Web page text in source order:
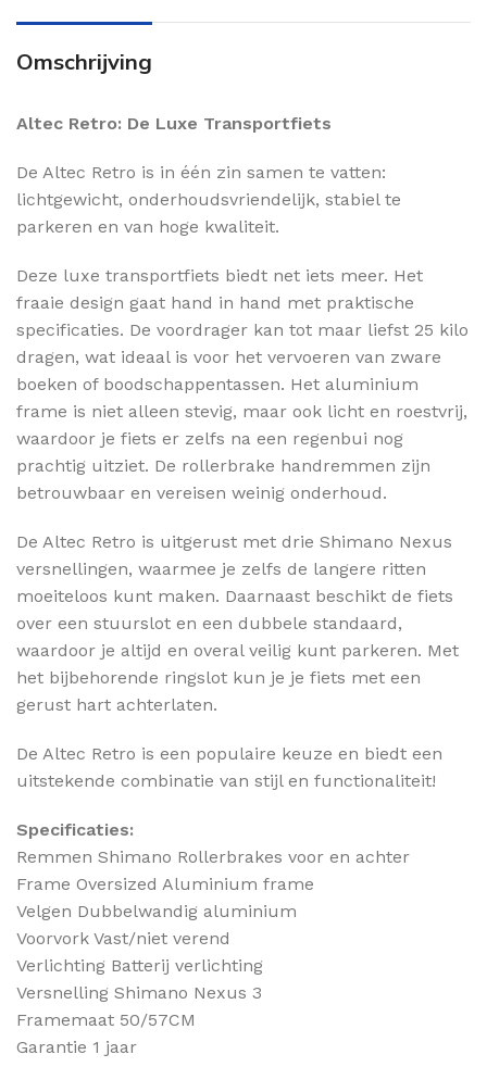
Omschrijving
Altec Retro: De Luxe Transportfiets
De Altec Retro is in één zin samen te vatten:
lichtgewicht, onderhoudsvriendelijk, stabiel te
parkeren en van hoge kwaliteit.
Deze luxe transportfiets biedt net iets meer. Het
fraaie design gaat hand in hand met praktische
specificaties. De voordrager kan tot maar liefst 25 kilo
dragen, wat ideaal is voor het vervoeren van zware
boeken of boodschappentassen. Het aluminium
frame is niet alleen stevig, maar ook licht en roestvrij,
waardoor je fiets er zelfs na een regenbui nog
prachtig uitziet. De rollerbrake handremmen zijn
betrouwbaar en vereisen weinig onderhoud.
De Altec Retro is uitgerust met drie Shimano Nexus
versnellingen, waarmee je zelfs de langere ritten
moeiteloos kunt maken. Daarnaast beschikt de fiets
over een stuurslot en een dubbele standaard,
waardoor je altijd en overal veilig kunt parkeren. Met
het bijbehorende ringslot kun je je fiets met een
gerust hart achterlaten.
De Altec Retro is een populaire keuze en biedt een
uitstekende combinatie van stijl en functionaliteit!
Specificaties:
Remmen Shimano Rollerbrakes voor en achter
Frame Oversized Aluminium frame
Velgen Dubbelwandig aluminium
Voorvork Vast/niet verend
Verlichting Batterij verlichting
Versnelling Shimano Nexus 3
Framemaat 50/57CM
Garantie 1 jaar